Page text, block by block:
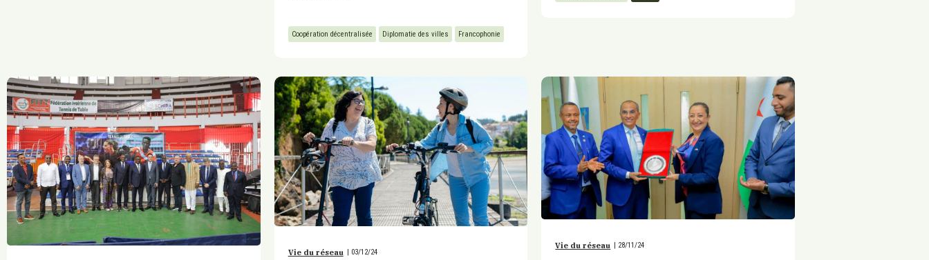
Coopération décentralisée Diplomatie des villes Francophonie
Vie du réseau 03/12/24
Vie du réseau | 28/11/24